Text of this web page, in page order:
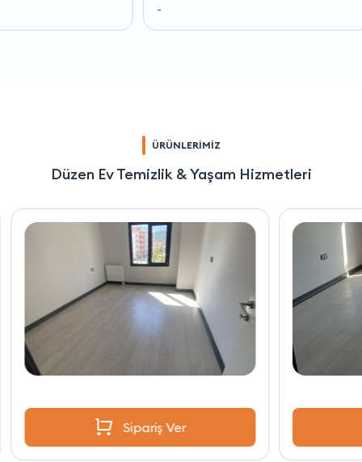
ÜRÜNLERİMİZ
Düzen Ev Temizlik & Yaşam Hizmetleri
Sipariş Ver